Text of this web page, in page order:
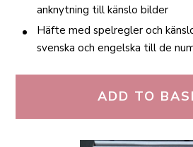
anknytning till känslo bilder
Häfte med spelregler och
svenska och engelska till de
ADD TO